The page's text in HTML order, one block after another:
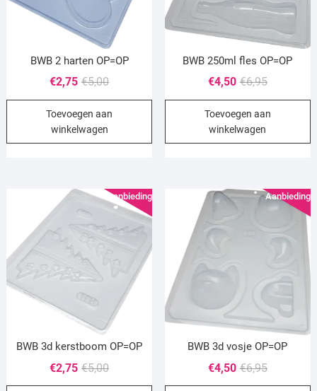
BWB 2 harten OP=OP
€5,00Oorspronkelijke
prijs
was:
€2,75
Huidige
prijs
is:
Toevoegen aan
winkelwagen
BWB 250ml fles OP=OP
€6,95
prijs
was:
€4,50
Huidige
prijs
is:
Toevoegen aan
winkelwagen
Aanbieding!
BWB 3d kerstboom OP=OP
€5,00Oorspronkelijke
prijs
€2,75
Huidige
prijs
Aanbieding!
BWB 3d vosje OP=OP
€6,95
prijs
€4,50
Huidige
prijs